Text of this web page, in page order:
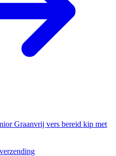
Graanvrij vers bereid kip met